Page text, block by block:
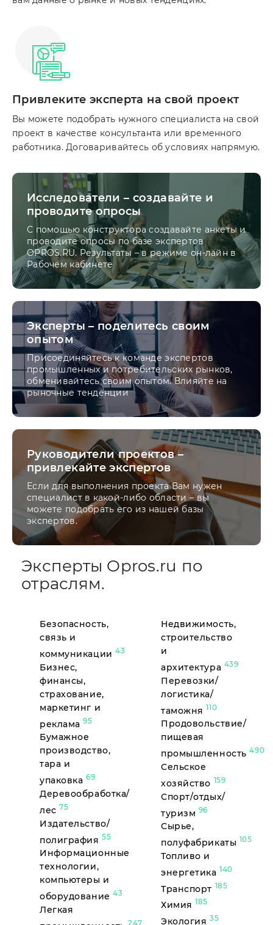
Привлеките эксперта на свой проект
Вы можете подобрать нужного специалиста на свой
проект в качестве консультанта или временного
работника. Договаривайтесь об условиях напрямую.
Исследователи – создавайте и
проводите опросы
С помощью конструктора создавайте анкеты и
проводите опросы по базе экспертов
OPROS.RU. Результаты – в режиме он-лайн в
Рабочем кабинете
Эксперты – поделитесь своим
опытом
Присоединяйтесь к команде экспертов
промышленных и потребительских рынков,
обменивайтесь своим опытом. Влияйте на
рыночные тенденции
Руководители проектов –
привлекайте экспертов
Если для выполнения проекта Вам нужен
специалист в какой-либо области – вы
можете подобрать его из нашей базы
экспертов.
Эксперты Opros.ru по
отраслям.
Безопасность,
связь и
коммуникации43
Бизнес,
финансы,
страхование,
маркетинг и
реклама95
Бумажное
производство,
тара и
упаковка69
Деревообработка/
лес 75
Издательство/
полиграфия55
Информационные
технологии,
компьютеры и
оборудование43
Легкая
247
Недвижимость,
строительство
и
архитектура 439
Перевозки/
логистика/
таможня 110
Продовольствие/
пищевая
промышленность490
Сельское
хозяйство 159
Спорт/отдых/
туризм 96
Сырье,
полуфабрикаты 105
Топливо и
энергетика 140
Транспорт 185
Химия 185
Экология35